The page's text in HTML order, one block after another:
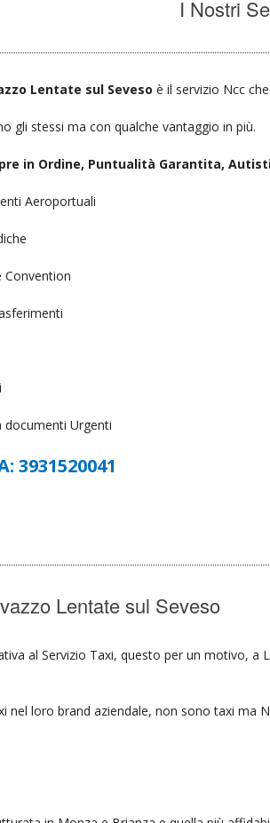
I Nostri
Lentate sul Sevesoè il servizio Ncc
gli stessi ma con qualche vantaggio in più.
in Ordine, Puntualità Garantita,
Aeroportuali
Convention
documenti Urgenti
3931520041
Lentate sul Seveso
al Servizio Taxi, questo per un motivo, a
loro brand aziendale, non sono taxi ma